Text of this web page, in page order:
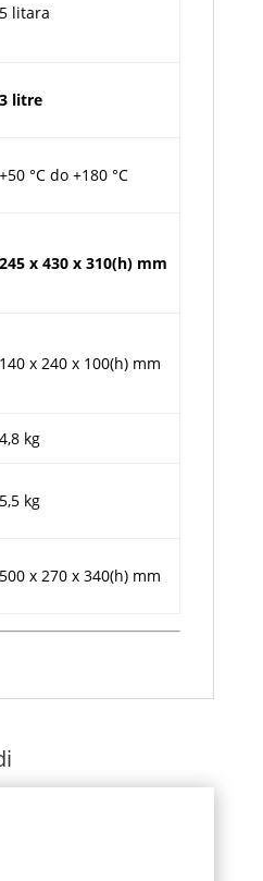
5 litara
3 litre
+50 °C do +180 °C
245 x 430 x 310(h) mm
140 x 240 x 100(h) mm
4,8 kg
5,5 kg
500 x 270 x 340(h) mm